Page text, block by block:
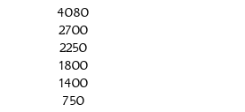
4080
2700
2250
1800
1400
750